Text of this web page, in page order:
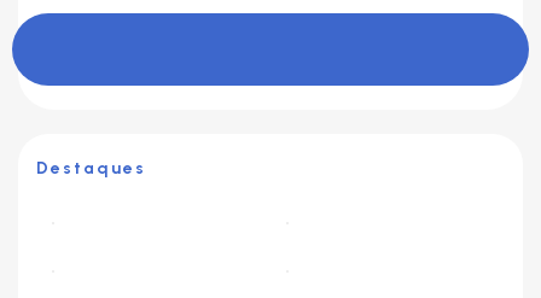
Destaques